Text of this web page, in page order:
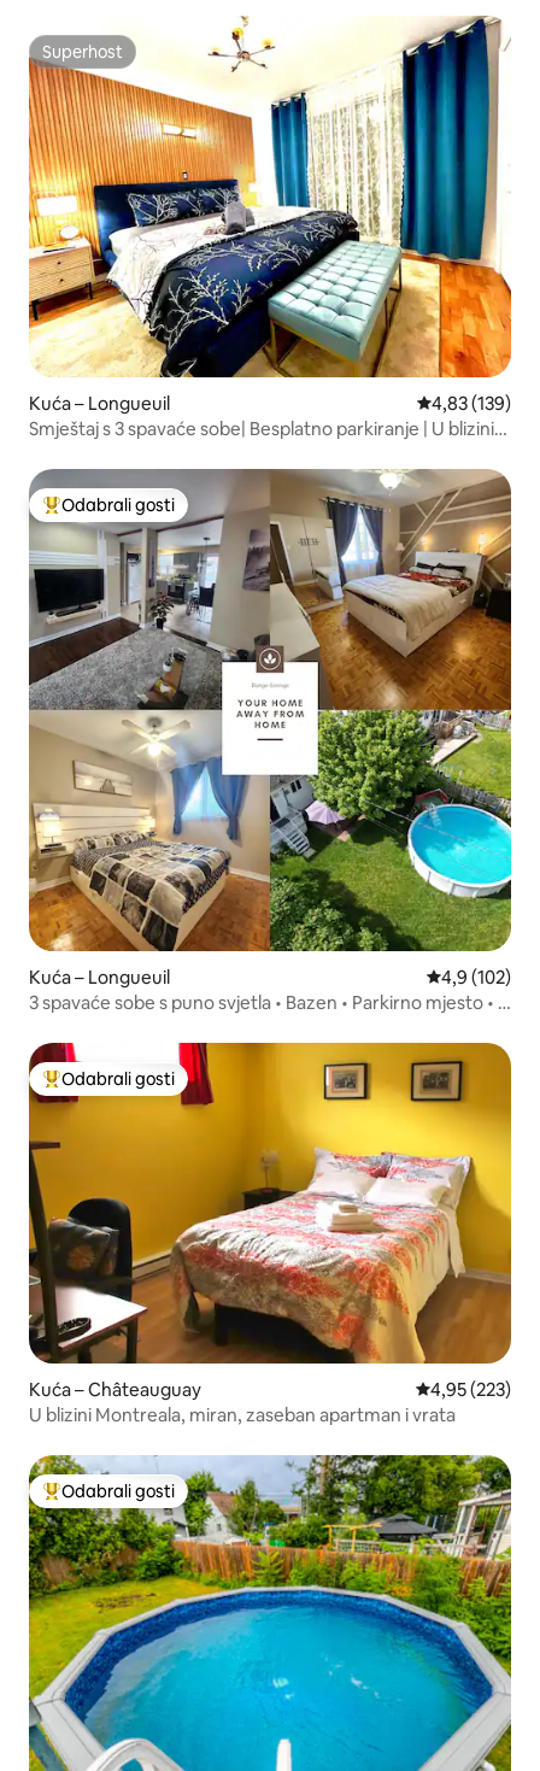
Superhost
Superhost
Kuća – Longueuil Prosječna
4,83 (139)
Smještaj s 3 spavaće sobe| Besplatno parkiranje | U blizini
Među najviše rangiranima s oznakom „Odabrali gosti”
Odabrali gosti
Kuća – Longueuil Prosječna
4,9 (102)
3 spavaće sobe s puno svjetla • Bazen • Parkirno mjesto • U
Među najviše rangiranima s oznakom „Odabrali gosti”
Odabrali gosti
Kuća – Châteauguay Prosječna
4,95 (223)
U blizini Montreala, miran, zaseban apartman i vrata
Među najviše rangiranima s oznakom „Odabrali gosti”
Odabrali gosti